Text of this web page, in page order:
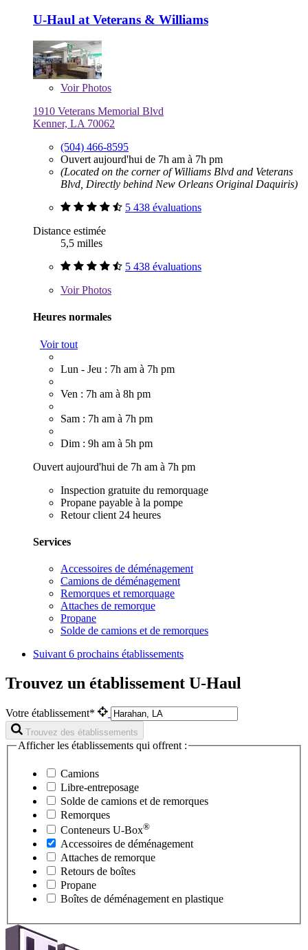
U-Haul at Veterans & Williams
VoirPhotos
1910 Veterans Memorial Blvd
Kenner, LA 70062
(504) 466-8595
Ouvert aujourd'hui de 7h am à 7h pm
(Located on the corner of Williams Blvd and Veterans
Blvd, Directly behind New Orleans Original Daquiris)
5 438 évaluations
Distance estimée
5,5 milles
5 438 évaluations
VoirPhotos
Heures normales
Voir tout
Lun - Jeu : 7h am à 7h pm
Ven : 7h am à 8h pm
Sam : 7h am à 7h pm
Dim : 9h am à 5h pm
Ouvert aujourd'hui de 7h am à 7h pm
Inspection gratuite du remorquage
Propane payable à la pompe
Retour client 24 heures
Services
Accessoires de déménagement
Camions de déménagement
Remorques et remorquage
Attaches de remorque
Propane
Solde de camions et de remorques
Suivant 6 prochains établissements
Trouvez un établissement U-Haul
Votre établissement*
Trouvez des établissements
Afficher les établissements qui offrent :
Camions
Libre-entreposage
Solde de camions et de remorques
Remorques
Conteneurs U-Box®
Accessoires de déménagement
Attaches de remorque
Retours de boîtes
Propane
Boîtes de déménagement en plastique